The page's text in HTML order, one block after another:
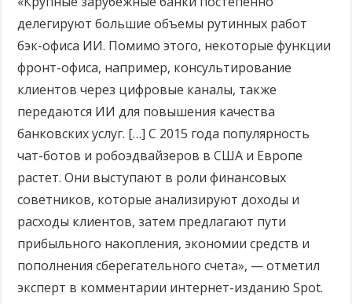
делегируют большие объемы рутинных работ
бэк-офиса ИИ. Помимо этого, некоторые функции
фронт-офиса, например, консультирование
клиентов через цифровые каналы, также
передаются ИИ для повышения качества
банковских услуг. […] С 2015 года популярность
чат-ботов и робоэдвайзеров в США и Европе
растет. Они выступают в роли финансовых
советников, которые анализируют доходы и
расходы клиентов, затем предлагают пути
прибыльного накопления, экономии средств и
пополнения сберегательного счета», — отметил
эксперт в комментарии интернет-изданию Spot.